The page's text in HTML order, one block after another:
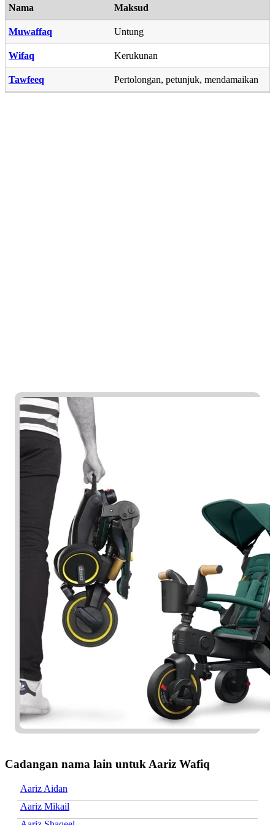
Nama Maksud
Muwaffaq Untung
Wifaq Kerukunan
Tawfeeq Pertolongan, petunjuk, mendamaikan
Cadangan nama lain untuk Aariz Wafiq
Aariz Aidan
Aariz Mikail